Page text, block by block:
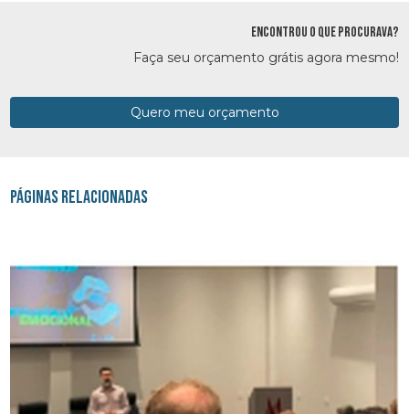
ENCONTROU O QUE PROCURAVA?
Faça seu orçamento grátis agora mesmo!
Quero meu orçamento
Páginas Relacionadas